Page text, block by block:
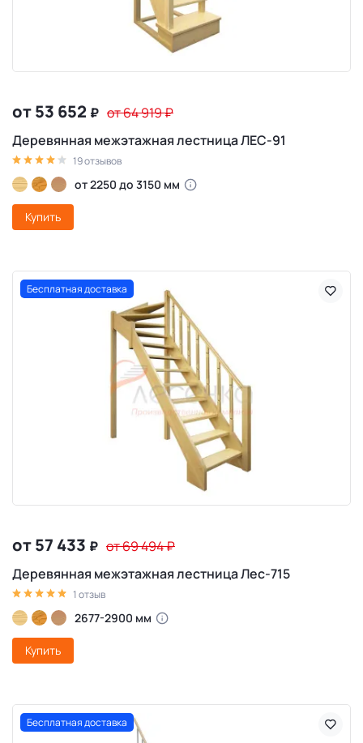
от 53 652 ₽ от 64 919₽
Деревянная межэтажная лестница ЛЕС-91
19 отзывов
от 2250 до 3150 мм
Купить
Бесплатная доставка
от 57 433 ₽ от 69 494₽
Деревянная межэтажная лестница Лес-715
1 отзыв
2677-2900 мм
Купить
Бесплатная доставка